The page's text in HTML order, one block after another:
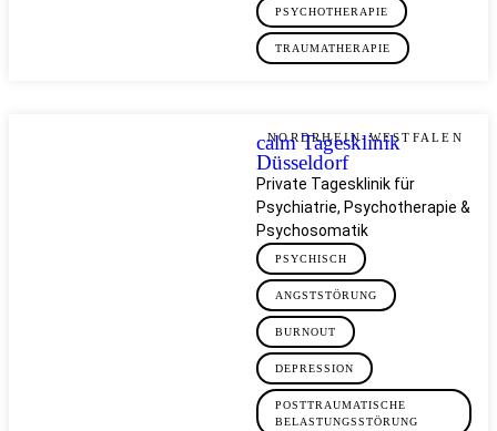
PSYCHOTHERAPIE
TRAUMATHERAPIE
NORDRHEIN-WESTFALEN
calm Tagesklinik
Düsseldorf
Private Tagesklinik für
Psychiatrie, Psychotherapie &
Psychosomatik
PSYCHISCH
ANGSTSTÖRUNG
BURNOUT
DEPRESSION
POSTTRAUMATISCHE
BELASTUNGSSTÖRUNG